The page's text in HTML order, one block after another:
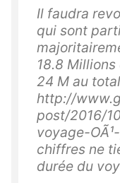
Il faudra
qui sont
18.8
24 M au
http://
post/2016/
voyage-
chiffres ne
durée du